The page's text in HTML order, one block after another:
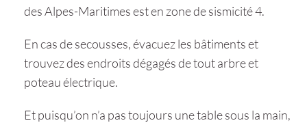
des Alpes-Maritimes est en zone de sismicité 4.
En cas de secousses, évacuez les bâtiments et
trouvez des endroits dégagés de tout arbre et
poteau électrique.
Et puisqu’on n’a pas toujours une table sous la main,